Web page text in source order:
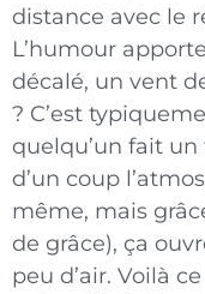
distance avec le
L’humour
décalé, un vent
? C’est
quelqu’un fait
d’un coup
même, mais
de grâce), ça
peu d’air. Voilà